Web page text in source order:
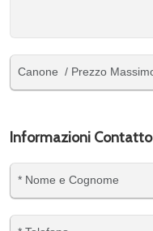
Informazioni Contatto